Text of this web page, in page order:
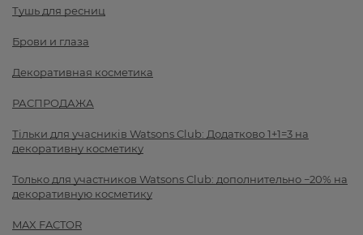
Тушь для ресниц
Брови и глаза
Декоративная косметика
РАСПРОДАЖА
Тільки для учасників Watsons Club: Додатково 1+1=3 на
декоративну косметику
Только для участников Watsons Club: дополнительно −20% на
декоративную косметику
MAX FACTOR